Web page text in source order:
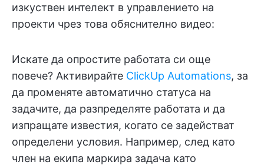
изкуствен интелект в управлението на
проекти чрез това обяснително видео:
Искате да опростите работата си още
повече? Активирайте ClickUp Automations, за
да променяте автоматично статуса на
задачите, да разпределяте работата и да
изпращате известия, когато се задействат
определени условия. Например, след като
член на екипа маркира задача като